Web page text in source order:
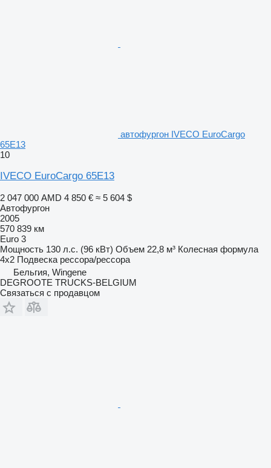
автофургон IVECO EuroCargo
65E13
10
IVECO EuroCargo 65E13
2 047 000 AMD 4 850 € ≈ 5 604 $
Автофургон
2005
570 839 км
Euro 3
Мощность 130 л.с. (96 кВт) Объем 22,8 м³ Колесная формула
4x2 Подвеска рессора/рессора
Бельгия, Wingene
DEGROOTE TRUCKS-BELGIUM
Связаться с продавцом